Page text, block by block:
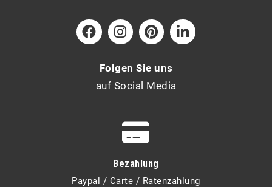
Folgen Sie uns
auf Social Media
Bezahlung
Paypal / Carte / Ratenzahlung